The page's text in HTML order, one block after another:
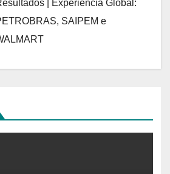
| Experiência Global:
SAIPEM e